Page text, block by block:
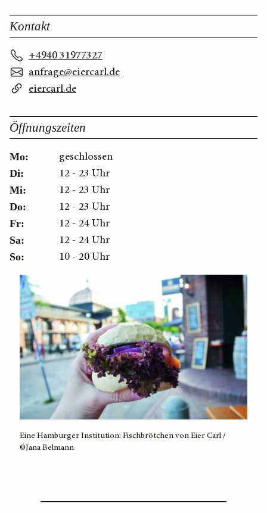
Kontakt
+4940 31977327
anfrage@eiercarl.de
eiercarl.de
Öffnungszeiten
Mo: geschlossen
Di: 12 - 23 Uhr
Mi: 12 - 23 Uhr
Do: 12 - 23 Uhr
Fr: 12 - 24 Uhr
Sa: 12 - 24 Uhr
So: 10 - 20 Uhr
Eine Hamburger Institution: Fischbrötchen von Eier Carl /
©Jana Belmann